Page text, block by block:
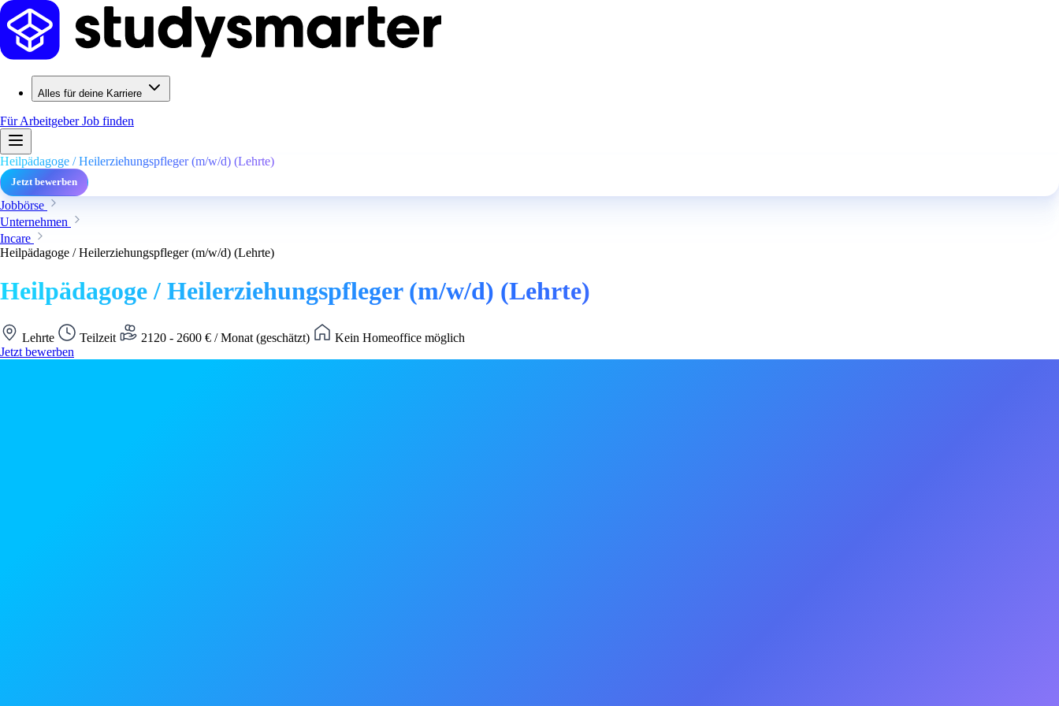
Alles für deine Karriere
Für ArbeitgeberJob finden
Heilpädagoge / Heilerziehungspfleger (m/w/d) (Lehrte)
Jetzt bewerben
Jobbörse
Unternehmen
Incare
Heilpädagoge / Heilerziehungspfleger (m/w/d) (Lehrte)
Heilpädagoge / Heilerziehungspfleger (m/w/d) (Lehrte)
Lehrte Teilzeit 2120 - 2600 € / Monat (geschätzt)
Kein Homeoffice möglich
Jetzt bewerben